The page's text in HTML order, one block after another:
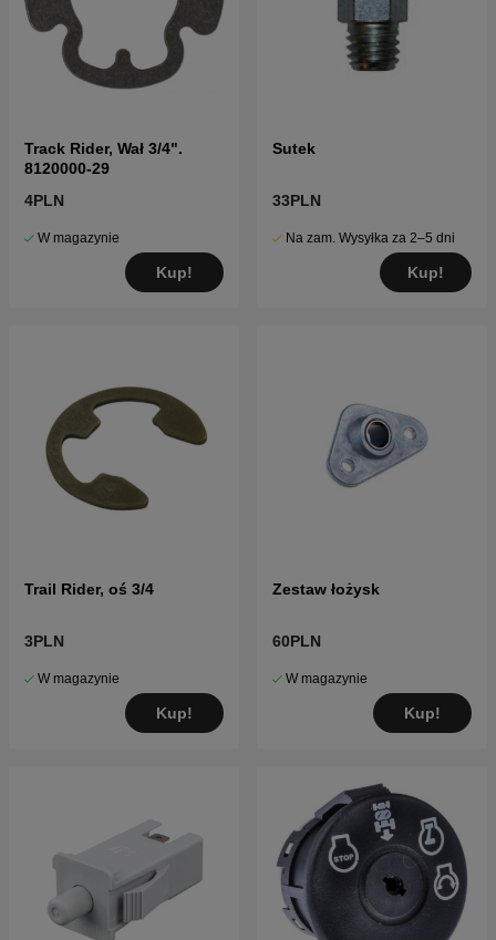
Track Rider, Wał 3/4".
8120000-29
4PLN
W magazynie
Kup!
Sutek
33PLN
Na zam. Wysyłka za 2–5 dni
Kup!
Trail Rider, oś 3/4
3PLN
W magazynie
Kup!
Zestaw łożysk
60PLN
W magazynie
Kup!